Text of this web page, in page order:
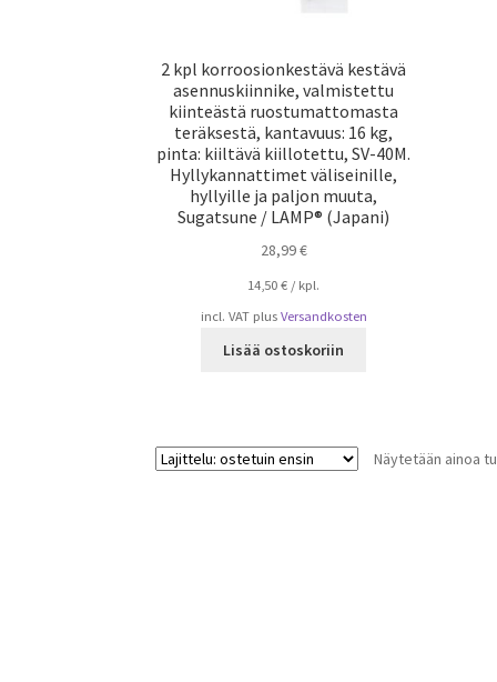
2 kpl korroosionkestävä kestävä
asennuskiinnike, valmistettu
kiinteästä ruostumattomasta
teräksestä, kantavuus: 16 kg,
pinta: kiiltävä kiillotettu, SV-40M.
Hyllykannattimet väliseinille,
hyllyille ja paljon muuta,
Sugatsune / LAMP® (Japani)
28,99€
14,50€ / kpl.
incl. VAT plus Versandkosten
Lisää ostoskoriin
Näytetään ainoa